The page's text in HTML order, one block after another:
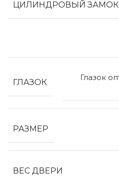
ЦИЛИНДРОВЫЙ ЗАМОК
ГЛАЗОК
Глазок
РАЗМЕР
ВЕС ДВЕРИ